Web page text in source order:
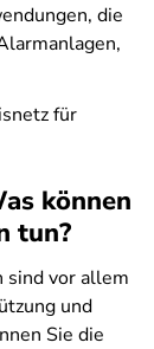
die
für
können
tun?
sind vor allem
und
Sie die